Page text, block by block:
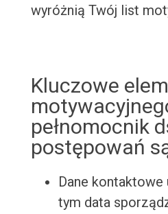
wyróżnią Twój list
Kluczowe
pełnomocnik
postępowań
Dane
tym data